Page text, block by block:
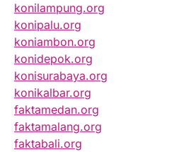
konilampung.org
konipalu.org
koniambon.org
konidepok.org
konisurabaya.org
konikalbar.org
faktamedan.org
faktamalang.org
faktabali.org